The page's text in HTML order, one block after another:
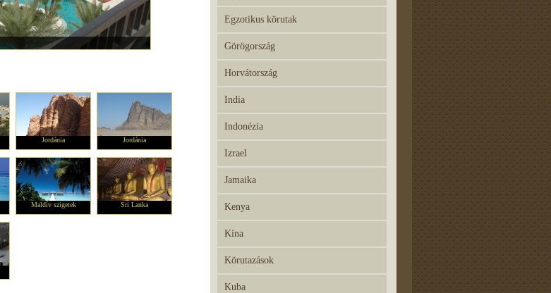
Jordánia Jordánia
Maldív szigetek Sri Lanka
Egzotikus körutak
Görögország
Horvátország
India
Indonézia
Izrael
Jamaika
Kenya
Kína
Körutazások
Kuba